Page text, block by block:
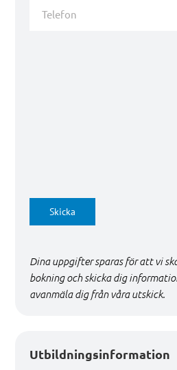
Skicka
Dina uppgifter sparas för att vi
bokning och skicka dig
avanmäla dig från våra utskick.
Utbildningsinformation